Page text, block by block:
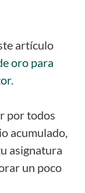
artículo
oro para
por todos
acumulado,
asignatura
un poco